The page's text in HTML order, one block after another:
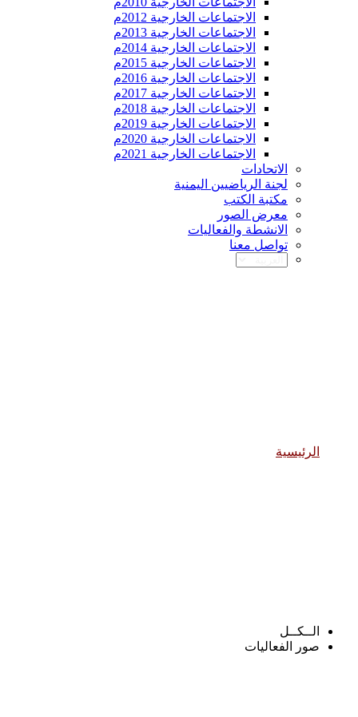
الاجتماعات الخارجية 2012م
الاجتماعات الخارجية 2013م
الاجتماعات الخارجية 2014م
الاجتماعات الخارجية 2015م
الاجتماعات الخارجية 2016م
الاجتماعات الخارجية 2017م
الاجتماعات الخارجية 2018م
الاجتماعات الخارجية 2019م
الاجتماعات الخارجية 2020م
الاجتماعات الخارجية 2021م
الاتحادات
لجنة الرياضيين اليمنية
مكتبة الكتب
معرض الصور
الانشطة والفعاليات
تواصل معنا
الرئيسية
الــكــل
صور الفعاليات